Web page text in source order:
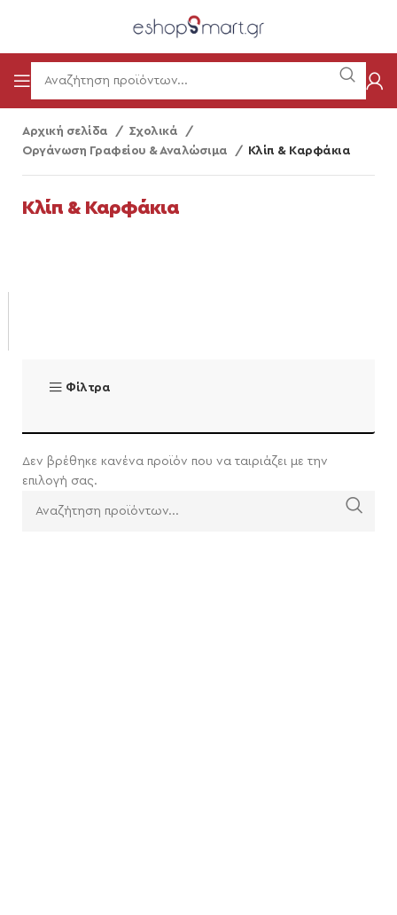
Αρχική σελίδα
Σχολικά
Οργάνωση Γραφείου & Αναλώσιμα
Κλίπ & Καρφάκια
Κλίπ & Καρφάκια
Φίλτρα
Δεν βρέθηκε κανένα προϊόν που να ταιριάζει με την
επιλογή σας.